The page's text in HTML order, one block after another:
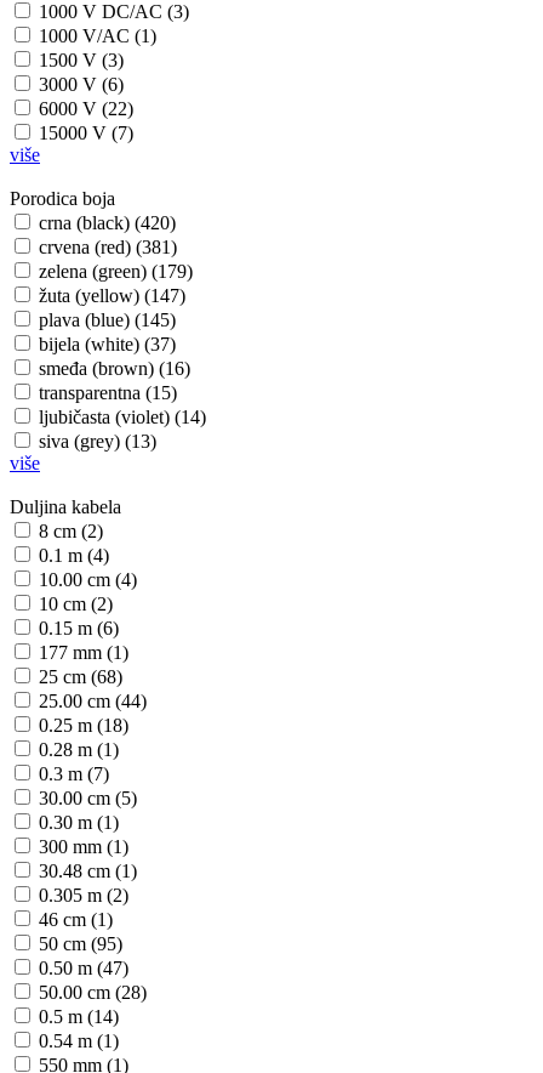
1000 V DC/AC (3)
1000 V/AC (1)
1500 V (3)
3000 V (6)
6000 V (22)
15000 V (7)
više
Porodica boja
crna (black) (420)
crvena (red) (381)
zelena (green) (179)
žuta (yellow) (147)
plava (blue) (145)
bijela (white) (37)
smeđa (brown) (16)
transparentna (15)
ljubičasta (violet) (14)
siva (grey) (13)
više
Duljina kabela
8 cm (2)
0.1 m (4)
10.00 cm (4)
10 cm (2)
0.15 m (6)
177 mm (1)
25 cm (68)
25.00 cm (44)
0.25 m (18)
0.28 m (1)
0.3 m (7)
30.00 cm (5)
0.30 m (1)
300 mm (1)
30.48 cm (1)
0.305 m (2)
46 cm (1)
50 cm (95)
0.50 m (47)
50.00 cm (28)
0.5 m (14)
0.54 m (1)
550 mm (1)